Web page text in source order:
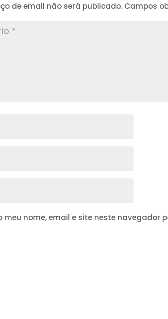
de email não será publicado. Campos
meu nome, email e site neste navegador